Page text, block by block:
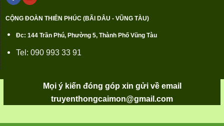
CỘNG ĐOÀN THIÊN PHÚC (BÃI DÂU - VŨNG TÀU)
Đc: 144 Trần Phú, Phường 5, Thành Phố Vũng Tàu
Tel: 090 993 33 91
Mọi ý kiến đóng góp xin gửi về email
truyenthongcaimon@gmail.com